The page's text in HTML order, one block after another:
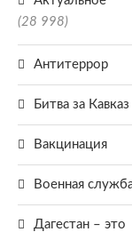
(28 998)
Антитеррор
Битва за Кавказ
Вакцинация
Военная
Дагестан – это